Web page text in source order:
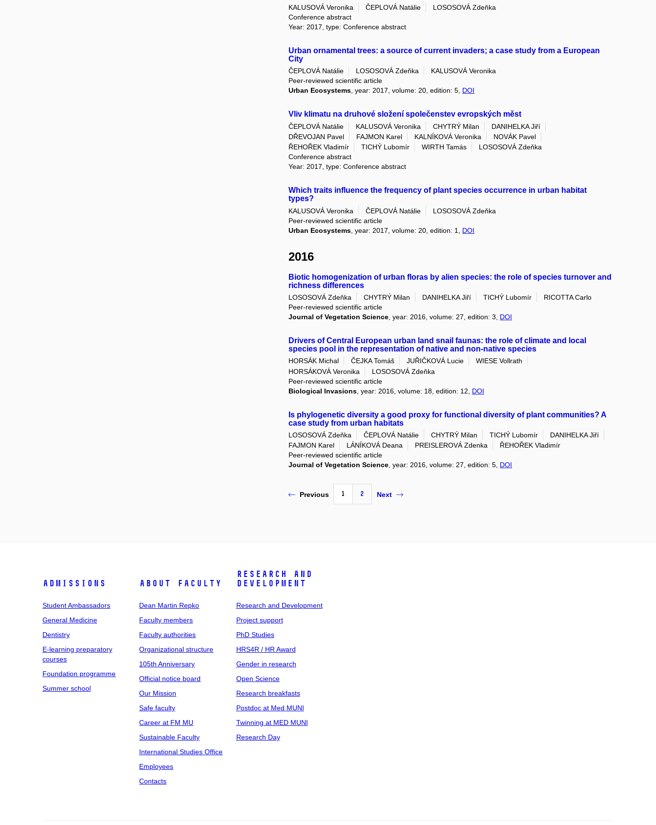
KALUSOVÁ Veronika ČEPLOVÁ Natálie
LOSOSOVÁ Zdeňka
Conference abstract
Year: 2017, type: Conference abstract
Urban ornamental trees: a source of current invaders; a case study from a European
City
ČEPLOVÁ Natálie LOSOSOVÁ Zdeňka
KALUSOVÁ Veronika
Peer-reviewed scientific article
Urban Ecosystems, year: 2017, volume: 20, edition: 5, DOI
Vliv klimatu na druhové složení společenstev evropských měst
ČEPLOVÁ Natálie KALUSOVÁ Veronika CHYTRÝ Milan
DANIHELKA Jiří
DŘEVOJAN Pavel
FAJMON Karel KALNÍKOVÁ Veronika
NOVÁK Pavel
ŘEHOŘEK Vladimír
TICHÝ Lubomír WIRTH Tamás
LOSOSOVÁ Zdeňka
Conference abstract
Year: 2017, type: Conference abstract
Which traits influence the frequency of plant species occurrence in urban habitat
types?
KALUSOVÁ Veronika ČEPLOVÁ Natálie
LOSOSOVÁ Zdeňka
Peer-reviewed scientific article
Urban Ecosystems , year: 2017, volume: 20, edition: 1, DOI
2016
Biotic homogenization of urban floras by alien species: the role of species turnover and
richness differences
LOSOSOVÁ Zdeňka CHYTRÝ Milan DANIHELKA Jiří TICHÝ Lubomír
RICOTTA Carlo
Peer-reviewed scientific article
Journal of Vegetation Science , year: 2016, volume: 27, edition: 3, DOI
Drivers of Central European urban land snail faunas: the role of climate and local
species pool in the representation of native and non-native species
HORSÁK Michal ČEJKA Tomáš JUŘIČKOVÁ Lucie
WIESE Vollrath
HORSÁKOVÁ Veronika
LOSOSOVÁ Zdeňka
Peer-reviewed scientific article
Biological Invasions , year: 2016, volume: 18, edition: 12, DOI
Is phylogenetic diversity a good proxy for functional diversity of plant communities? A
case study from urban habitats
LOSOSOVÁ Zdeňka ČEPLOVÁ Natálie CHYTRÝ Milan TICHÝ Lubomír
DANIHELKA Jiří
FAJMON Karel
LÁNÍKOVÁ Deana PREISLEROVÁ Zdenka
ŘEHOŘEK Vladimír
Peer-reviewed scientific article
Journal of Vegetation Science, year: 2016, volume: 27, edition: 5, DOI
Previous 1 2 Next
Admissions
Student Ambassadors
General Medicine
Dentistry
E-learning preparatory
courses
Foundation programme
Summer school
About faculty
Dean Martin Repko
Faculty members
Faculty authorities
Organizational structure
105th Anniversary
Official notice board
Our Mission
Safe faculty
Career at FM MU
Sustainable Faculty
International Studies Office
Employees
Contacts
Research and
Development
Research and Development
Project support
PhD Studies
HRS4R / HR Award
Gender in research
Open Science
Research breakfasts
Postdoc at Med MUNI
Twinning at MED MUNI
Research Day